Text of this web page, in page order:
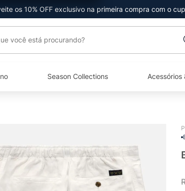
os 10% OFF exclusivo na primeira compra com o
Season Collections Acessórios